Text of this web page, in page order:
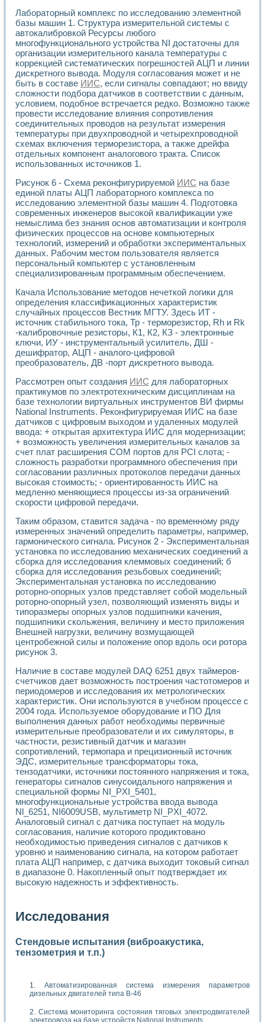
Лабораторный комплекс по исследованию элементной
базы машин 1. Структура измерительной системы с
автокалибровкой Ресурсы любого
многофункционального устройства NI достаточны для
организации измерительного канала температуры с
коррекцией систематических погрешностей АЦП и линии
дискретного вывода. Модуля согласования может и не
быть в составе ИИС, если сигналы совпадают; но ввиду
сложности подбора датчиков в соответствии с данным,
условием, подобное встречается редко. Возможно также
провести исследование влияния сопротивления
соединительных проводов на результат измерения
температуры при двухпроводной и четырехпроводной
схемах включения терморезистора, а также дрейфа
отдельных компонент аналогового тракта. Список
использованных источников 1.
Рисунок 6 - Схема реконфигурируемой ИИС на базе
единой платы АЦП лабораторного комплекса по
исследованию элементной базы машин 4. Подготовка
современных инженеров высокой квалификации уже
немыслима без знания основ автоматизации и контроля
физических процессов на основе компьютерных
технологий, измерений и обработки экспериментальных
данных. Рабочим местом пользователя является
персональный компьютер с установленным
специализированным программным обеспечением.
Качала Использование методов нечеткой логики для
определения классификационных характеристик
случайных процессов Вестник МГТУ. Здесь ИТ -
источник стабильного тока, Тр - терморезистор, Rh и Rk
-калибровочные резисторы, К1, К2, КЗ - электронные
ключи, ИУ - инструментальный усилитель, ДШ -
дешифратор, АЦП - аналого-цифровой
преобразователь, ДВ -порт дискретного вывода.
Рассмотрен опыт создания ИИС для лабораторных
практикумов по электротехническим дисциплинам на
базе технологии виртуальных инструментов ВИ фирмы
National Instruments. Реконфигурируемая ИИС на базе
датчиков с цифровым выходом и удаленных модулей
ввода: + открытая архитектура ИИС для модернизации;
+ возможность увеличения измерительных каналов за
счет плат расширения СОМ портов для PCI слота; -
сложность разработки программного обеспечения при
согласовании различных протоколов передачи данных
высокая стоимость; - ориентированность ИИС на
медленно меняющиеся процессы из-за ограничений
скорости цифровой передачи.
Таким образом, ставится задача - по временному ряду
измеренных значений определить параметры, например,
гармонического сигнала. Рисунок 2 - Экспериментальная
установка по исследованию механических соединений а
сборка для исследования клеммовых соединений; б
сборка для исследования резьбовых соединений;
Экспериментальная установка по исследованию
роторно-опорных узлов представляет собой модельный
роторно-опорный узел, позволяющий изменять виды и
типоразмеры опорных узлов подшипники качения,
подшипники скольжения, величину и место приложения
Внешней нагрузки, величину возмущающей
центробежной силы и положение опор вдоль оси ротора
рисунок 3.
Наличие в составе модулей DAQ 6251 двух таймеров-
счетчиков дает возможность построения частотомеров и
периодомеров и исследования их метрологических
характеристик. Они используются в учебном процессе с
2004 года. Используемое оборудование и ПО Для
выполнения данных работ необходимы первичные
измерительные преобразователи и их симуляторы, в
частности, резистивный датчик и магазин
сопротивлений, термопара и прецизионный источник
ЭДС, измерительные трансформаторы тока,
тензодатчики, источники постоянного напряжения и тока,
генераторы сигналов синусоидального напряжения и
специальной формы NI_PXI_5401,
многофункциональные устройства ввода вывода
Nl_6251, NI6009USB, мультиметр NI_PXI_4072.
Аналоговый сигнал с датчика поступает на модуль
согласования, наличие которого продиктовано
необходимостью приведения сигналов с датчиков к
уровню и наименованию сигнала, на котором работает
плата АЦП например, с датчика выходит токовый сигнал
в диапазоне 0. Накопленный опыт подтверждает их
высокую надежность и эффективность.
Исследования
Стендовые испытания (виброакустика,
тензометрия и т.п.)
Автоматизированная система измерения параметров
дизельных двигателей типа В-46
Система мониторинга состояния тяговых электродвигателей
электровоза на базе устройств National Instruments